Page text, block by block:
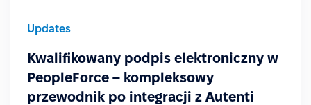
Updates
Kwalifikowany podpis elektroniczny w
PeopleForce – kompleksowy
przewodnik po integracji z Autenti